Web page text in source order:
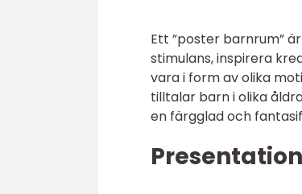
Ett ”poster barnrum”
stimulans, inspirera
vara i form av olika
tilltalar barn i olika
en färgglad och